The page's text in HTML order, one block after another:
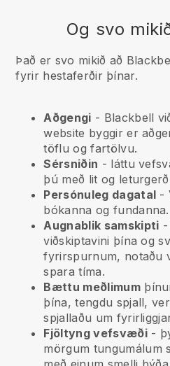
Og svo
Það er svo mikið að
fyrir hestaferðir þínar.
Aðgengi - Blackbell
website byggir er
töflu og fartölvu.
Sérsniðin - láttu
þú með lit og
Persónuleg dagatal -
bókanna og fundanna.
Augnablik samskipti -
viðskiptavini þína og
fyrirspurnum, notaðu
spara tíma.
Bættu meðlimum
þína, tengdu spjall,
spjallaðu um
Fjöltyng vefsvæði-
mörgum tungumálum